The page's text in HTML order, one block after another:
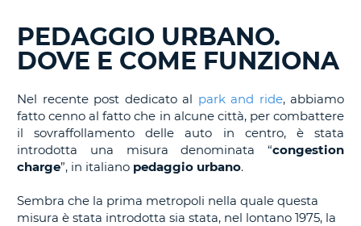
RICERCA
BLOG
IN
CORSO......
PEDAGGIO URBANO.
DOVE E COME FUNZIONA
Nel recente post dedicato al park and ride, abbiamo
fatto cenno al fatto che in alcune città, per combattere
il sovraffollamento delle auto in centro, è stata
introdotta una misura denominata “congestion
charge”, in italiano pedaggio urbano.
Sembra che la prima metropoli nella quale questa
misura è stata introdotta sia stata, nel lontano 1975, la